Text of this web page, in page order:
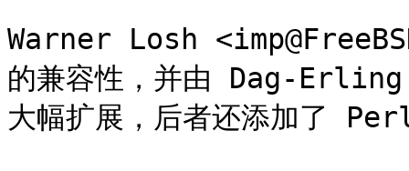
Warner Losh
的兼容性，并由 Dag-